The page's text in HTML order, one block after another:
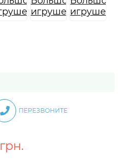
ПЕРЕЗВОНИТЕ
грн.